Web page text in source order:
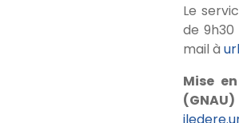
Le
de 9h30
mail à
Mise
(GNAU)